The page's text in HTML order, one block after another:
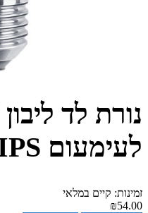
לעימעום PHILIPS
זמינות: קיים במלאי
₪54.00